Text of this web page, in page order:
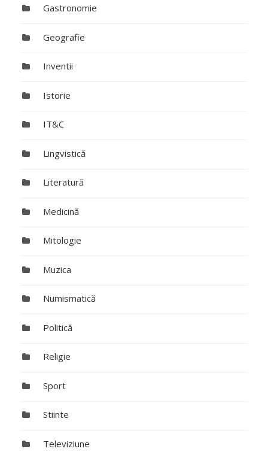
Gastronomie
Geografie
Inventii
Istorie
IT&C
Lingvistică
Literatură
Medicină
Mitologie
Muzica
Numismatică
Politică
Religie
Sport
Stiinte
Televiziune